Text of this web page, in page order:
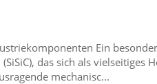
Ein
das sich als vielseitiges
mechanisc...